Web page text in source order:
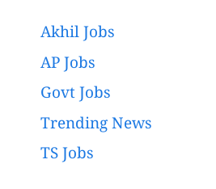
Akhil Jobs
AP Jobs
Govt Jobs
Trending News
TS Jobs